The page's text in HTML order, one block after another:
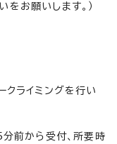
お願いします。）
クライミングを行い
前から受付、所要時